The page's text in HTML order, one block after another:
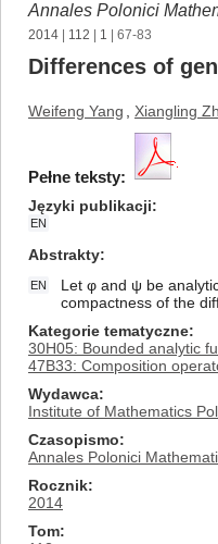
Annales Polonici
2014 112 1 | 67-83
Differences of
Weifeng Yang Xiangling
Pełne teksty:
Języki publikacji
EN
Abstrakty
EN
Let φ and ψ be
compactness of the
Kategorie tematyczne
30H05: Bounded analytic
47B33: Composition
Wydawca
Institute of Mathematics
Czasopismo
Annales Polonici
Rocznik
2014
Tom